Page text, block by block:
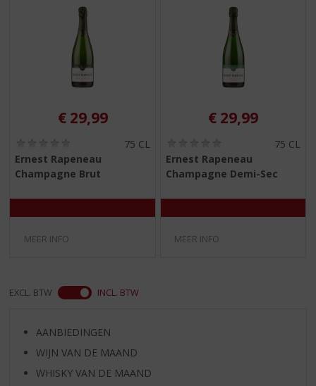
e
n
e
€ 29,99
,
0
5
75 CL
Ernest Rapeneau
Champagne Brut
MEER INFO
€ 29,99
,
0
5
75 CL
Ernest Rapeneau
Champagne Demi-Sec
MEER INFO
EXCL. BTW INCL. BTW
AANBIEDINGEN
WIJN VAN DE MAAND
WHISKY VAN DE MAAND